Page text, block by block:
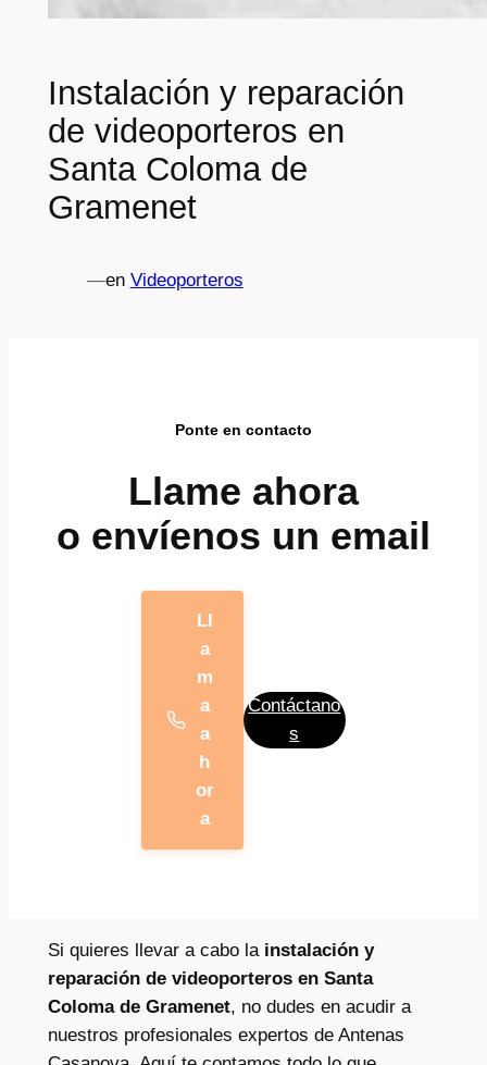
Instalación y reparación
de videoporteros en
Santa Coloma de
Gramenet
—en Videoporteros
Ponte en contacto
Llame ahora
o envíenos un email
Ll
a
m
a
a
h
or
a
Contáctano
s
Si quieres llevar a cabo la instalación y
reparación de videoporteros en Santa
Coloma de Gramenet, no dudes en acudir a
nuestros profesionales expertos de Antenas